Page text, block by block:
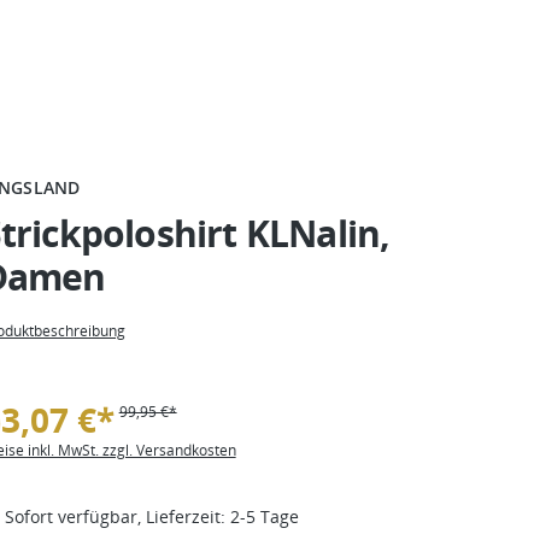
KLNalin,
€* 99,95 €*
inkl. MwSt. zzgl. Versandkosten
Sofort verfügbar, Lieferzeit: 2-5 Tage